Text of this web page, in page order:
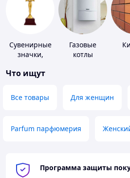
Сувенирные
значки,
Газовые
котлы
Что ищут
Все товары Для женщин
Parfum парфюмерия
Программа защиты